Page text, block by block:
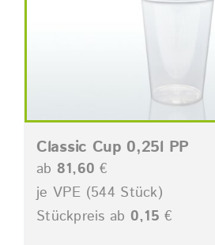
Classic Cup 0,25l PP
ab 81,60 €
je VPE (544 Stück)
Stückpreis ab 0,15 €